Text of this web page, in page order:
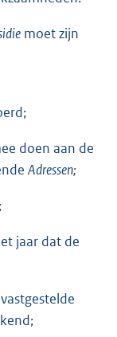
moet zijn
doen aan de
Adressen;
jaar dat de